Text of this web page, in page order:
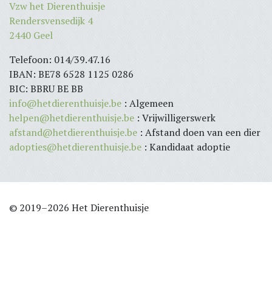
Vzw het Dierenthuisje
Rendersvensedijk 4
2440 Geel
Telefoon: 014/39.47.16
IBAN: BE78 6528 1125 0286
BIC: BBRU BE BB
info@hetdierenthuisje.be : Algemeen
helpen@hetdierenthuisje.be : Vrijwilligerswerk
afstand@hetdierenthuisje.be : Afstand doen van een dier
adopties@hetdierenthuisje.be : Kandidaat adoptie
© 2019–2026 Het Dierenthuisje